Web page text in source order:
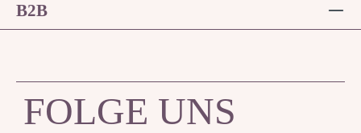
B2B
FOLGE UNS